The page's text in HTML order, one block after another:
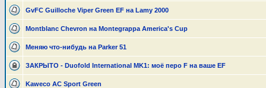
GvFC Guilloche Viper Green EF на Lamy 2000
Montblanc Chevron на Montegrappa America's Cup
Меняю что-нибудь на Parker 51
ЗАКРЫТО - Duofold International MK1: моё перо F на ваше EF
Kaweco AC Sport Green